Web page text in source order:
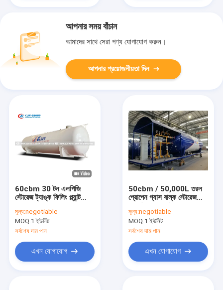
আপনার সময় বাঁচান
আমাদের সাথে সেরা পণ্য যোগাযোগ করুন।
আপনার প্রয়োজনীয়তা দিন
60cbm 30 টন এলপিজি
স্টোরেজ ট্যাঙ্ক ফিলিং প্ল্যান্ট
মূল্য:negotiable
MOQ:1 ইউনিট
সর্বশেষ দাম পান
এখন যোগাযোগ
50cbm / 50,000L তরল
প্রোপেন গ্যাস বাল্ক স্টোরেজ
Q345R / SA516 এলপিজি
স্কিড স্টেশন
মূল্য:negotiable
MOQ:1 ইউনিট
সর্বশেষ দাম পান
এখন যোগাযোগ